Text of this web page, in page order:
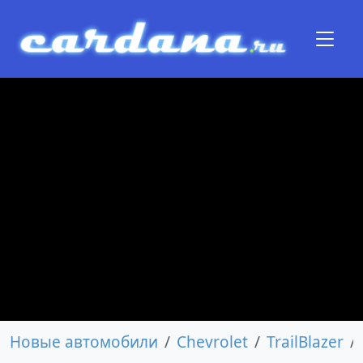
Новые автомобили Chevrolet TrailBlazer